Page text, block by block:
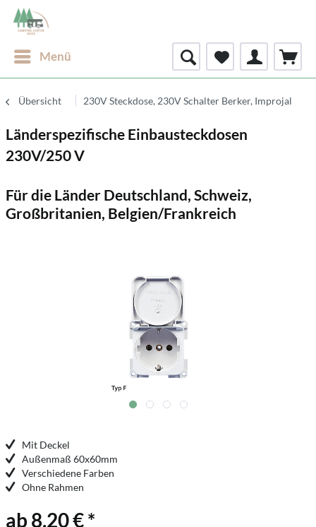
Menü
Übersicht 230V Steckdose, 230V Schalter Berker, Improjal
Länderspezifische Einbausteckdosen
230V/250 V
Für die Länder Deutschland, Schweiz,
Großbritanien, Belgien/Frankreich
Mit Deckel
Außenmaß 60x60mm
Verschiedene Farben
Ohne Rahmen
ab 8,20 € *